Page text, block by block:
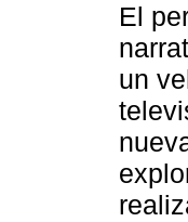
El
un